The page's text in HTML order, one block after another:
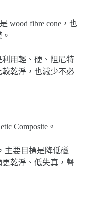
wood fibre cone，也
用輕、硬、阻尼特
乾淨，也減少不必
Composite。
主要目標是降低磁
乾淨、低失真，聲